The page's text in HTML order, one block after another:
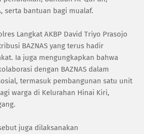
serta bantuan bagi mualaf.
Langkat AKBP David Triyo Prasojo
BAZNAS yang terus hadir
Ia juga mengungkapkan bahwa
dengan BAZNAS dalam
termasuk pembangunan satu unit
warga di Kelurahan Hinai Kiri,
juga dilaksanakan